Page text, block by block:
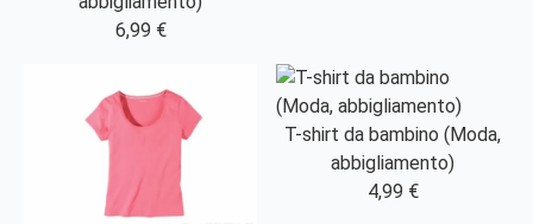
6,99 €
T-shirt da bambino (Moda,
abbigliamento)
4,99 €